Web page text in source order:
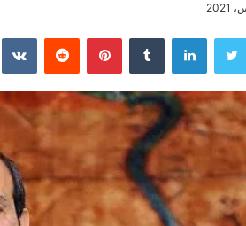
تويتر لينكدإن بينتيريست